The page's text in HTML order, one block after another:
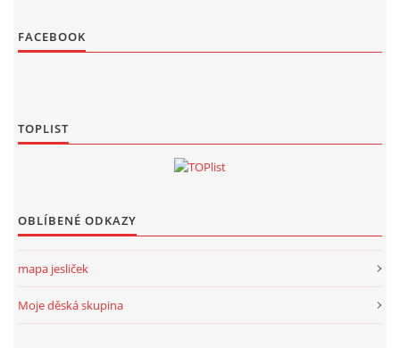
FACEBOOK
TOPLIST
OBLÍBENÉ ODKAZY
mapa jesliček
Moje děská skupina